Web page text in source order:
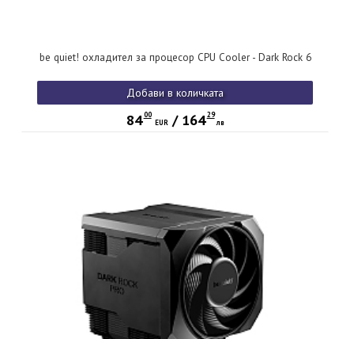
be quiet! охладител за процесор CPU Cooler - Dark Rock 6
Добави в количката
84 00
EUR/ 164 29
лв